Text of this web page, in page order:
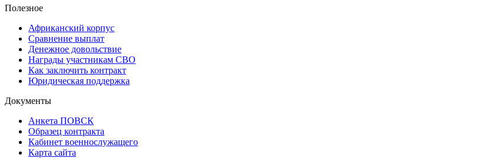
Полезное
Африканский корпус
Сравнение выплат
Денежное довольствие
Награды участникам СВО
Как заключить контракт
Юридическая поддержка
Документы
Анкета ПОВСК
Образец контракта
Кабинет военнослужащего
Карта сайта